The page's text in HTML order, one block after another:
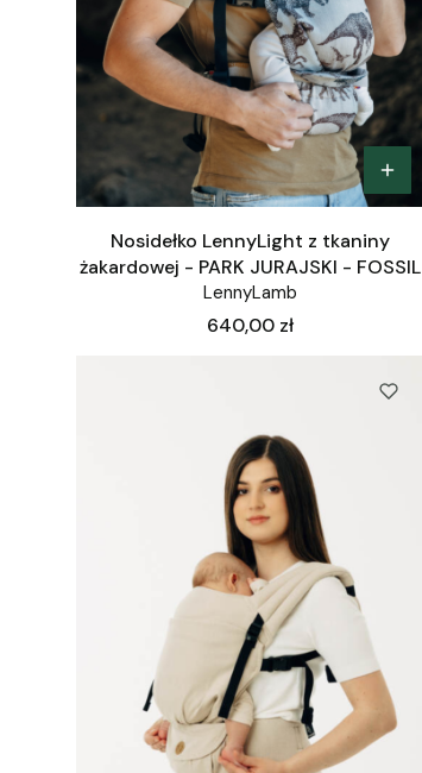
Nosidełko LennyLight z tkaniny
żakardowej - PARK JURAJSKI - FOSSIL
LennyLamb
Cena
640,00 zł